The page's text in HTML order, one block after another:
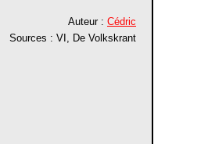
Auteur : Cédric
Sources : VI, De Volkskrant